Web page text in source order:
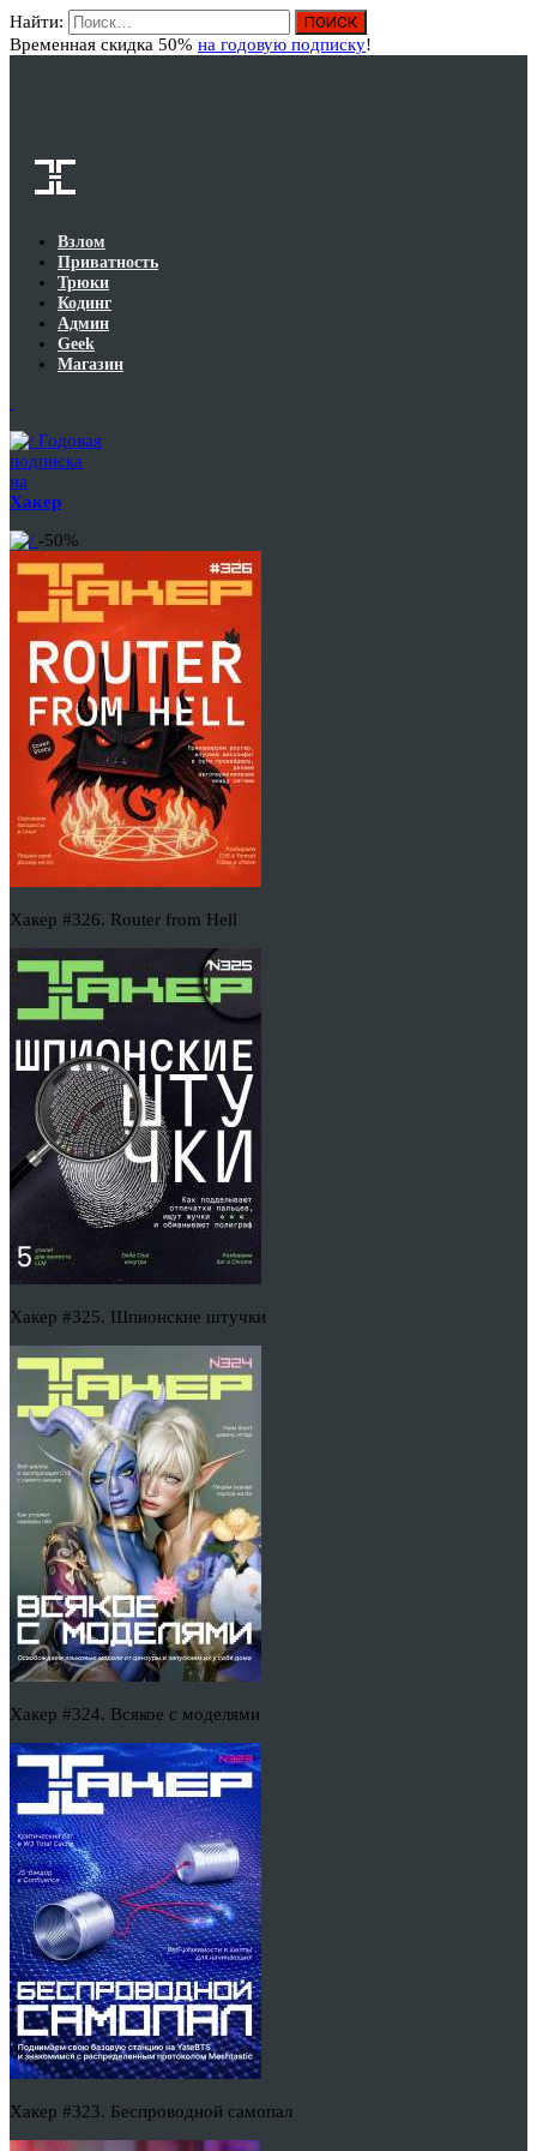
Найти:
Временная скидка 50% на годовую подписку!
Взлом
Приватность
Трюки
Кодинг
Админ
Geek
Магазин
Годовая
подписка
на
Хакер
-50%
Хакер #326. Router from Hell
Хакер #325. Шпионские штучки
Хакер #324. Всякое с моделями
Хакер #323. Беспроводной самопал